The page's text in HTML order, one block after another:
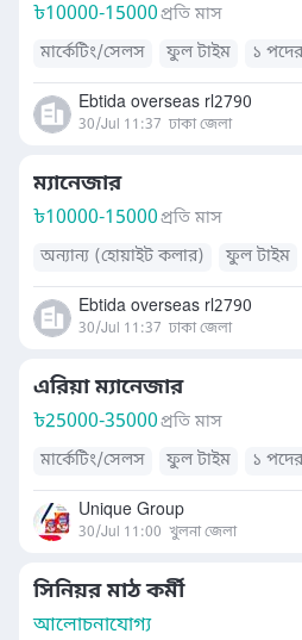
৳10000-15000প্রতি মাস
মার্কেটিং/সেলস
ফুল টাইম ১
Ebtida overseas rl2790
30/Jul 11:37 ঢাকা জেলা
ম্যানেজার
৳10000-15000প্রতি মাস
অন্যান্য (হোয়াইট কলার)
ফুল টাইম
Ebtida overseas rl2790
30/Jul 11:37 ঢাকা জেলা
এরিয়া ম্যানেজার
৳25000-35000প্রতি মাস
মার্কেটিং/সেলস
ফুল টাইম ১
Unique Group
30/Jul 11:00 খুলনা জেলা
সিনিয়র মাঠ কর্মী
আলোচনাযোগ্য